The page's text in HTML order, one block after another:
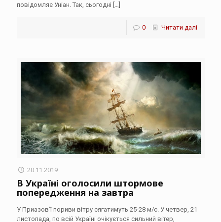
повідомляє Уніан. Так, сьогодні […]
0 Читати далі
20.11.2019
В Україні оголосили штормове
попередження на завтра
У Приазов’ї пориви вітру сягатимуть 25-28 м/с. У четвер, 21
листопада, по всій Україні очікується сильний вітер,